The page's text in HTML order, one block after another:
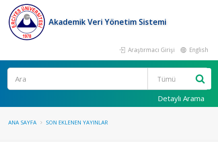
Akademik Veri Yönetim Sistemi
Araştırmacı Girişi English
Ara
Detaylı Arama
ANA SAYFA SON EKLENEN YAYINLAR